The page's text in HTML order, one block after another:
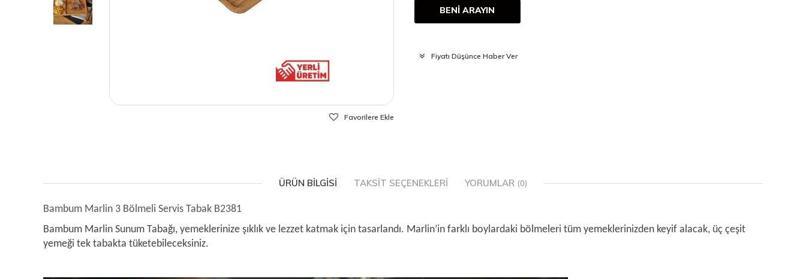
Favorilere Ekle
BENİ ARAYIN
Fiyatı Düşünce Haber Ver
ÜRÜN BILGISI TAKSIT SEÇENEKLERI YORUMLAR (0)
Bambum Marlin 3 Bölmeli Servis Tabak B2381
Bambum Marlin Sunum Tabağı, yemeklerinize şıklık ve lezzet katmak için tasarlandı. Marlin’in farklı boylardaki bölmeleri tüm yemeklerinizden keyif alacak, üç çeşit
yemeği tek tabakta tüketebileceksiniz.